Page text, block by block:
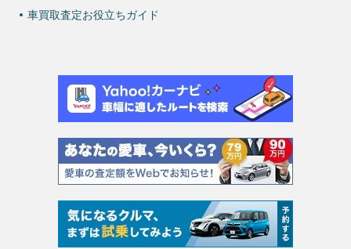
車買取査定お役立ちガイド